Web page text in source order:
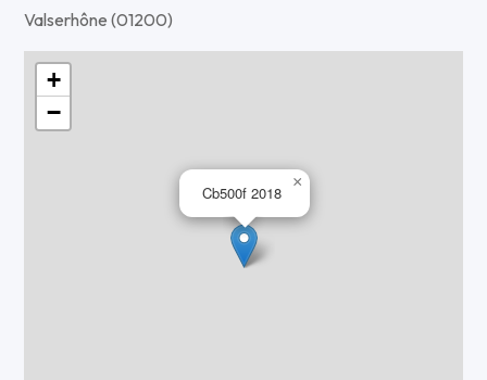
Valserhône (01200)
Cb500f 2018
×
+
−